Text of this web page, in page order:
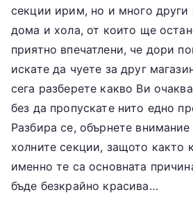
секции ирим, но и много други
дома и хола, от които ще
приятно впечатлени, че дори
искате да чуете за друг
сега разберете какво Ви
без да пропускате нито едно
Разбира се, обърнете
холните секции, защото както
именно те са основната
бъде безкрайно красива…